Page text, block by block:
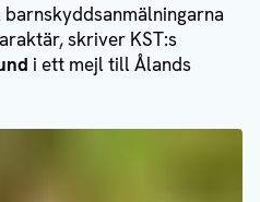
skriver KST:s
i ett mejl till Ålands